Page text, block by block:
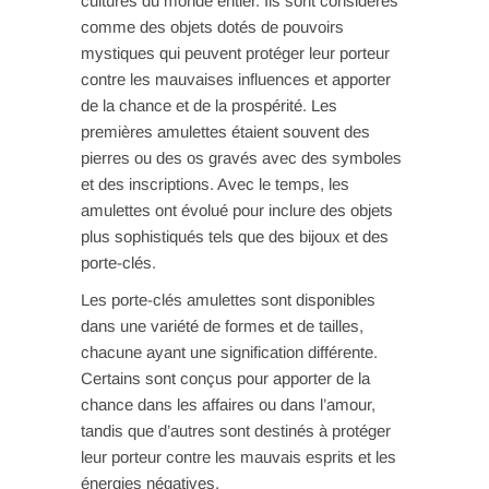
comme des objets dotés de pouvoirs
mystiques qui peuvent protéger leur porteur
contre les mauvaises influences et apporter
de la chance et de la prospérité. Les
premières amulettes étaient souvent des
pierres ou des os gravés avec des symboles
et des inscriptions. Avec le temps, les
amulettes ont évolué pour inclure des objets
plus sophistiqués tels que des bijoux et des
porte-clés.
Les porte-clés amulettes sont disponibles
dans une variété de formes et de tailles,
chacune ayant une signification différente.
Certains sont conçus pour apporter de la
chance dans les affaires ou dans l’amour,
tandis que d’autres sont destinés à protéger
leur porteur contre les mauvais esprits et les
énergies négatives.